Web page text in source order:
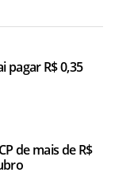
pagar R$ 0,35
de mais de R$